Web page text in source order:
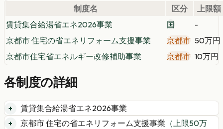
制度名 区分
上限額
賃貸集合給湯省エネ2026事業
国
-
京都市 住宅の省エネリフォーム支援事業
京都市 50万円
京都市住宅省エネルギー改修補助事業
京都市 10万円
各制度の詳細
賃貸集合給湯省エネ2026事業
京都市 住宅の省エネリフォーム支援事業 （上限50万